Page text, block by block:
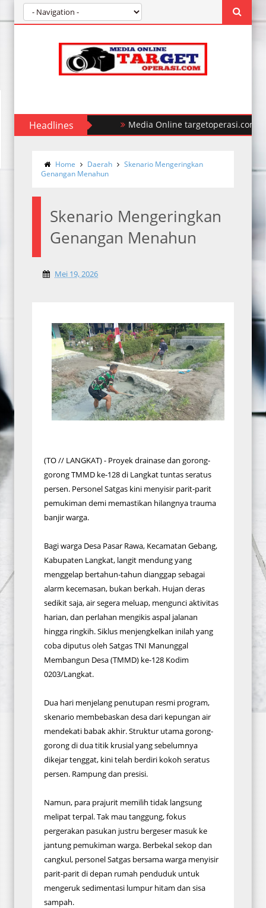
Headlines Polda Sumut Ungkap Kasus
Home Daerah
Skenario Mengeringkan
Genangan Menahun
Skenario Mengeringkan
Genangan Menahun
Mei 19, 2026
​(TO // LANGKAT) - Proyek drainase dan gorong-
gorong TMMD ke-128 di Langkat tuntas seratus
persen. Personel Satgas kini menyisir parit-parit
pemukiman demi memastikan hilangnya trauma
banjir warga.
Bagi warga Desa Pasar Rawa, Kecamatan Gebang,
Kabupaten Langkat, langit mendung yang
menggelap bertahun-tahun dianggap sebagai
alarm kecemasan, bukan berkah. Hujan deras
sedikit saja, air segera meluap, mengunci aktivitas
harian, dan perlahan mengikis aspal jalanan
hingga ringkih. Siklus menjengkelkan inilah yang
coba diputus oleh Satgas TNI Manunggal
Membangun Desa (TMMD) ke-128 Kodim
0203/Langkat.
​Dua hari menjelang penutupan resmi program,
skenario membebaskan desa dari kepungan air
mendekati babak akhir. Struktur utama gorong-
gorong di dua titik krusial yang sebelumnya
dikejar tenggat, kini telah berdiri kokoh seratus
persen. Rampung dan presisi.
​Namun, para prajurit memilih tidak langsung
melipat terpal. Tak mau tanggung, fokus
pergerakan pasukan justru bergeser masuk ke
jantung pemukiman warga. Berbekal sekop dan
cangkul, personel Satgas bersama warga menyisir
parit-parit di depan rumah penduduk untuk
mengeruk sedimentasi lumpur hitam dan sisa
sampah.